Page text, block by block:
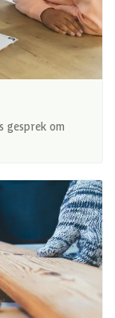
gesprek om